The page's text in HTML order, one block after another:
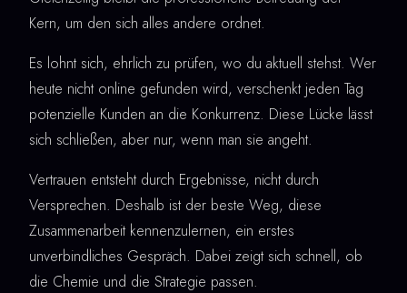
Kern, um den sich alles andere ordnet.
Es lohnt sich, ehrlich zu prüfen, wo du aktuell stehst. Wer
heute nicht online gefunden wird, verschenkt jeden Tag
potenzielle Kunden an die Konkurrenz. Diese Lücke lässt
sich schließen, aber nur, wenn man sie angeht.
Vertrauen entsteht durch Ergebnisse, nicht durch
Versprechen. Deshalb ist der beste Weg, diese
Zusammenarbeit kennenzulernen, ein erstes
unverbindliches Gespräch. Dabei zeigt sich schnell, ob
die Chemie und die Strategie passen.